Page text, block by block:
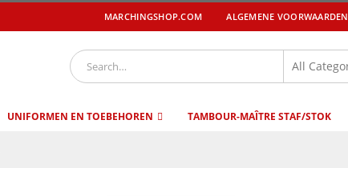
MARCHINGSHOP.COM ALGEMENE VOORWAARDEN
UNIFORMEN EN TOEBEHOREN TAMBOUR-MAÎTRE STAF/STOK